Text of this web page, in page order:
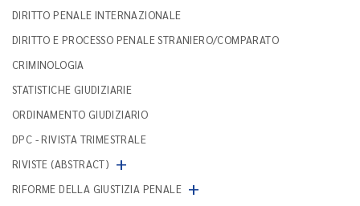
DIRITTO PENALE INTERNAZIONALE
DIRITTO E PROCESSO PENALE STRANIERO/COMPARATO
CRIMINOLOGIA
STATISTICHE GIUDIZIARIE
ORDINAMENTO GIUDIZIARIO
DPC - RIVISTA TRIMESTRALE
RIVISTE (ABSTRACT) +
RIFORME DELLA GIUSTIZIA PENALE +